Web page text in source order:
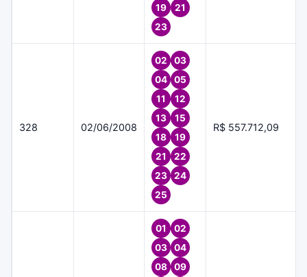
19
21
23
328 02/06/2008
02
03
04
05
11
12
13
15
18
19
21
22
23
24
25
R$ 557.712,09
01
02
03
04
08
09